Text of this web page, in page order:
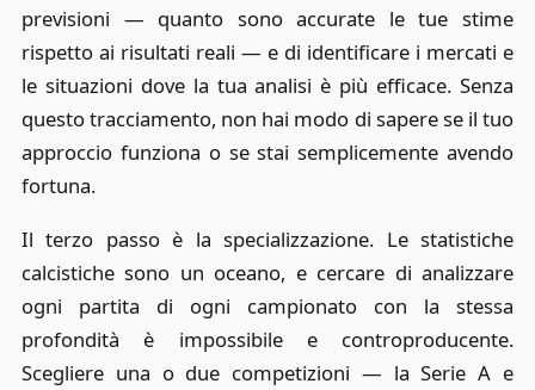
previsioni — quanto sono accurate le tue stime
rispetto ai risultati reali — e di identificare i mercati e
le situazioni dove la tua analisi è più efficace. Senza
questo tracciamento, non hai modo di sapere se il tuo
approccio funziona o se stai semplicemente avendo
fortuna.
Il terzo passo è la specializzazione. Le statistiche
calcistiche sono un oceano, e cercare di analizzare
ogni partita di ogni campionato con la stessa
profondità è impossibile e controproducente.
Scegliere una o due competizioni — la Serie A e